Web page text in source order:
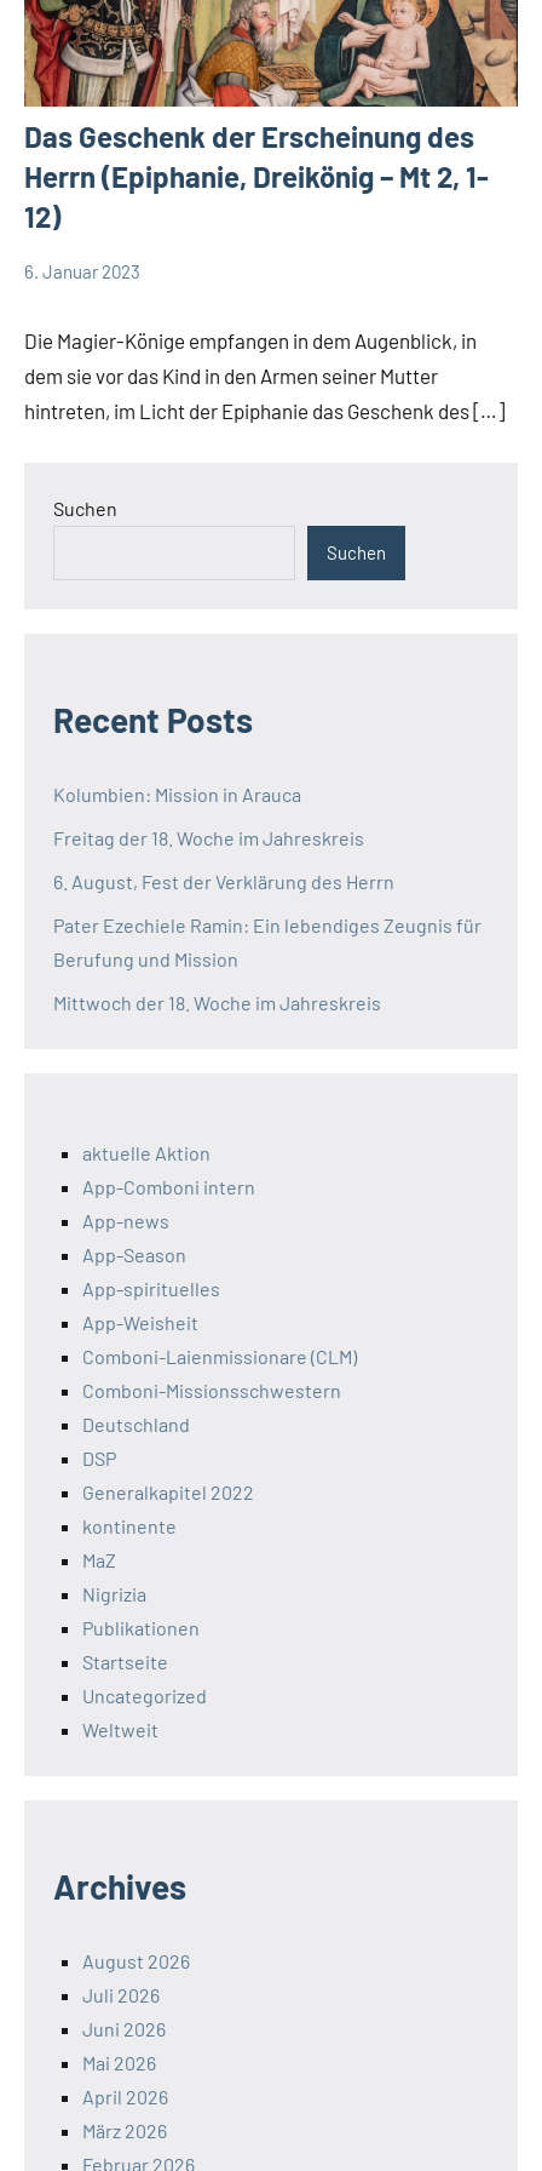
Das Geschenk der Erscheinung des
Herrn (Epiphanie, Dreikönig – Mt 2, 1-
12)
spirituelles
Weltweit
6. Januar 2023
Die Magier-Könige empfangen in dem Augenblick, in
dem sie vor das Kind in den Armen seiner Mutter
hintreten, im Licht der Epiphanie das Geschenk des […]
Suchen
Suchen
Recent Posts
Kolumbien: Mission in Arauca
Freitag der 18. Woche im Jahreskreis
6. August, Fest der Verklärung des Herrn
Pater Ezechiele Ramin: Ein lebendiges Zeugnis für
Berufung und Mission
Mittwoch der 18. Woche im Jahreskreis
aktuelle Aktion
App-Comboni intern
App-news
App-Season
App-spirituelles
App-Weisheit
Comboni-Laienmissionare (CLM)
Comboni-Missionsschwestern
Deutschland
DSP
Generalkapitel 2022
kontinente
MaZ
Nigrizia
Publikationen
Startseite
Uncategorized
Weltweit
Archives
August 2026
Juli 2026
Juni 2026
Mai 2026
April 2026
März 2026
Februar 2026